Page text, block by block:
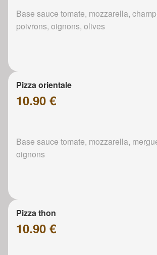
Base sauce tomate, mozzarella,
poivrons, oignons, olives
Pizza orientale
10.90 €
Base sauce tomate, mozzarella,
oignons
Pizza thon
10.90 €